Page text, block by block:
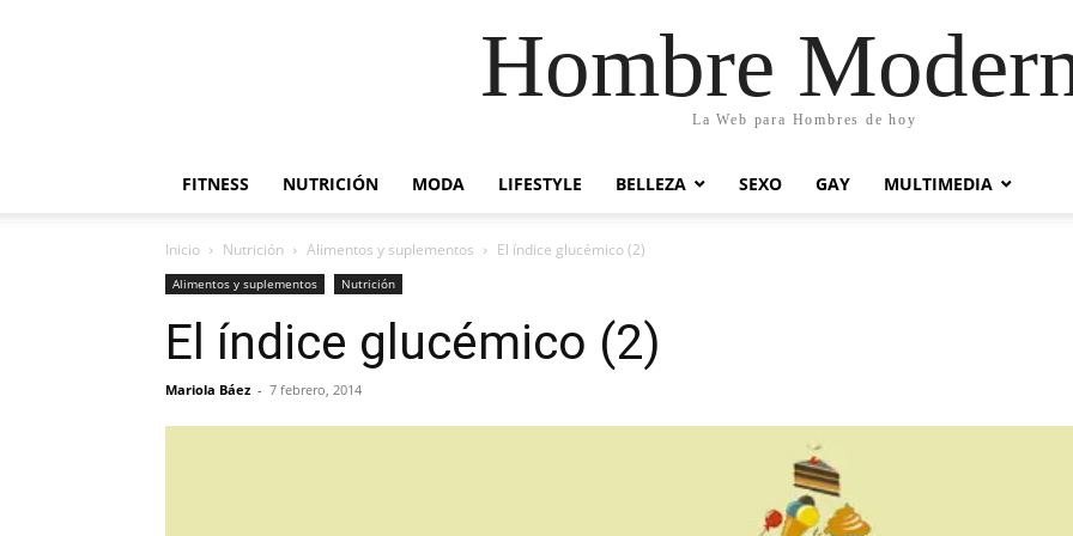
Hombre
La Web para Hombres de hoy
FITNESS NUTRICIÓN MODA LIFESTYLE BELLEZA SEXO GAY MULTIMEDIA
Inicio Nutrición Alimentos y suplementos El índice glucémico (2)
Alimentos y suplementos Nutrición
El índice glucémico (2)
Mariola Báez - 7 febrero, 2014